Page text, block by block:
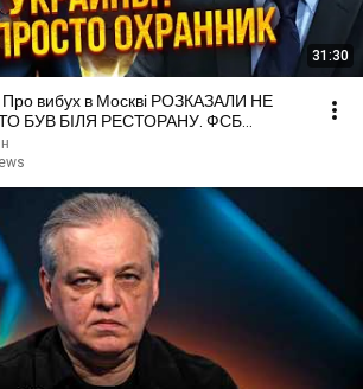
31:30
вибух в Москві РОЗКАЗАЛИ НЕ
БУВ БІЛЯ РЕСТОРАНУ. ФСБ